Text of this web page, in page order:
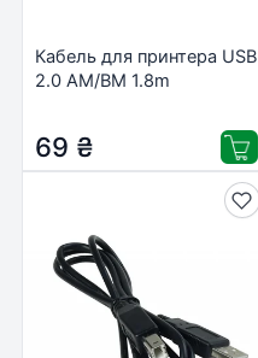
Кабель для принтера USB
2.0 AM/BM 1.8m
69 ₴